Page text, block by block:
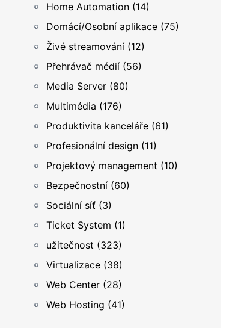
Home Automation (14)
Domácí/Osobní aplikace (75)
Živé streamování (12)
Přehrávač médií (56)
Media Server (80)
Multimédia (176)
Produktivita kanceláře (61)
Profesionální design (11)
Projektový management (10)
Bezpečnostní (60)
Sociální síť (3)
Ticket System (1)
užitečnost (323)
Virtualizace (38)
Web Center (28)
Web Hosting (41)